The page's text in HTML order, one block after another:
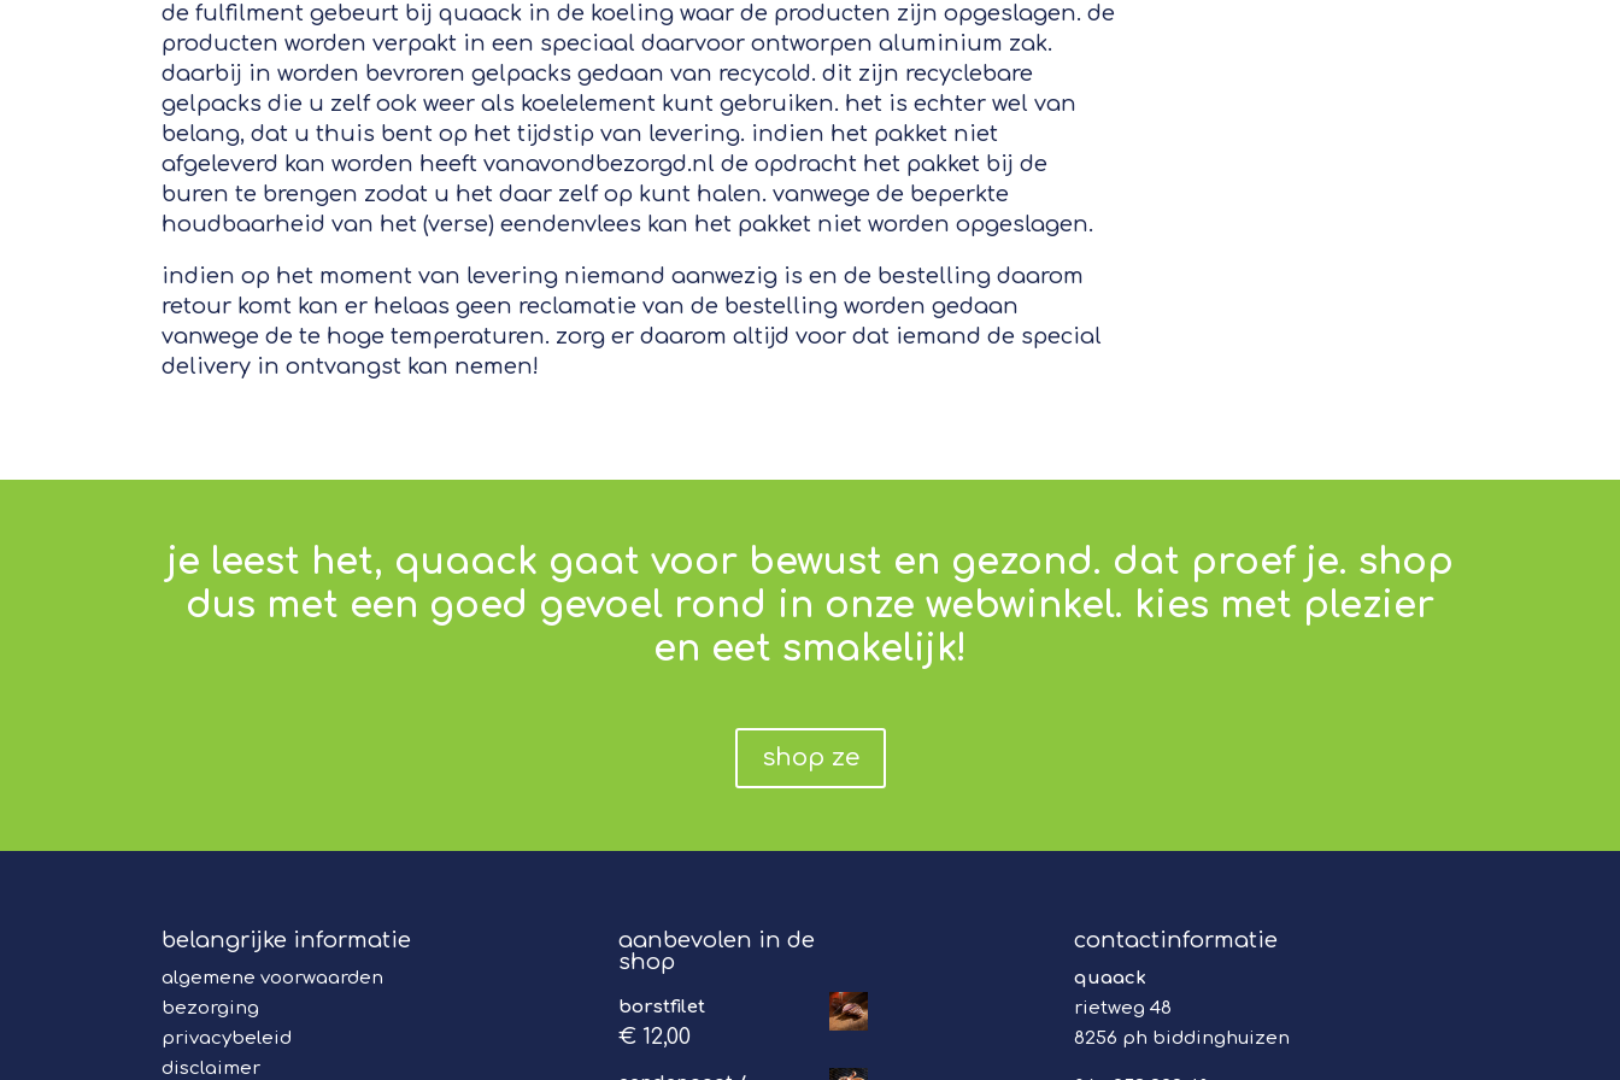
de fulfilment gebeurt bij quaack in de koeling waar de producten zijn opgeslagen. de
producten worden verpakt in een speciaal daarvoor ontworpen aluminium zak.
daarbij in worden bevroren gelpacks gedaan van recycold. dit zijn recyclebare
gelpacks die u zelf ook weer als koelelement kunt gebruiken. het is echter wel van
belang, dat u thuis bent op het tijdstip van levering. indien het pakket niet
afgeleverd kan worden heeft vanavondbezorgd.nl de opdracht het pakket bij de
buren te brengen zodat u het daar zelf op kunt halen. vanwege de beperkte
houdbaarheid van het (verse) eendenvlees kan het pakket niet worden opgeslagen.
indien op het moment van levering niemand aanwezig is en de bestelling daarom
retour komt kan er helaas geen reclamatie van de bestelling worden gedaan
vanwege de te hoge temperaturen. zorg er daarom altijd voor dat iemand de special
delivery in ontvangst kan nemen!
je leest het, quaack gaat voor bewust en gezond. dat proef je. shop
dus met een goed gevoel rond in onze webwinkel. kies met plezier
en eet smakelijk!
shop ze
belangrijke informatie
algemene voorwaarden
bezorging
privacybeleid
disclaimer
aanbevolen in de
shop
borstfilet
€12,00
contactinformatie
quaack
rietweg 48
8256 ph biddinghuizen